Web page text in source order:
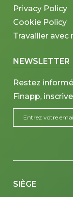
Privacy Policy
Cookie Policy
Travailler avec
NEWSLETTER
Restez
Finapp,
SIÈGE